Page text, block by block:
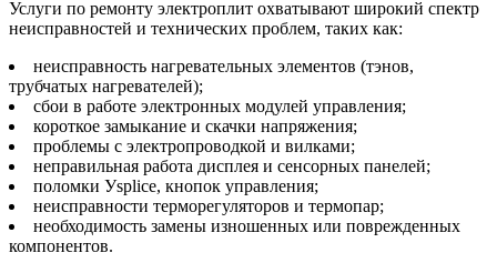
Услуги по ремонту электроплит охватывают широкий спектр
неисправностей и технических проблем, таких как:
неисправность нагревательных элементов (тэнов,
трубчатых нагревателей);
сбои в работе электронных модулей управления;
короткое замыкание и скачки напряжения;
проблемы с электропроводкой и вилками;
неправильная работа дисплея и сенсорных панелей;
поломки Уsplice, кнопок управления;
неисправности терморегуляторов и термопар;
необходимость замены изношенных или поврежденных
компонентов.